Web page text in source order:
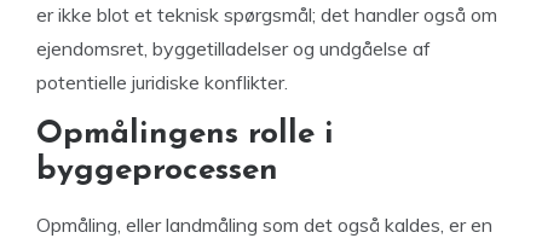
er ikke blot et teknisk spørgsmål; det handler også om
ejendomsret, byggetilladelser og undgåelse af
potentielle juridiske konflikter.
Opmålingens rolle i
byggeprocessen
Opmåling, eller landmåling som det også kaldes, er en